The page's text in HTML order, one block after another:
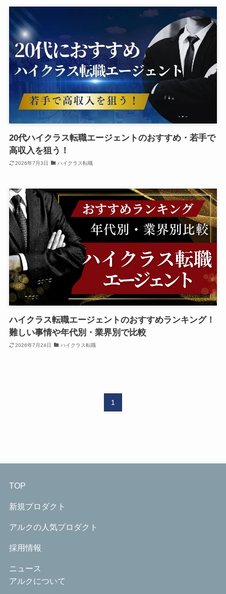
20代ハイクラス転職エージェントのおすすめ・若手で
高収入を狙う！
2026年7月3日 ハイクラス転職
ハイクラス転職エージェントのおすすめランキング！
難しい事情や年代別・業界別で比較
2026年7月24日 ハイクラス転職
1
TOP
新規プロダクト
アルクの人気プロダクト
採用情報
ニュース
アルクについて